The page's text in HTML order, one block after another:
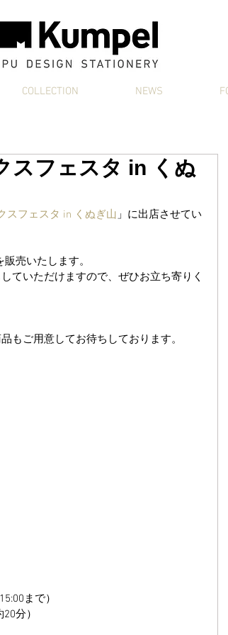
COLLECTION NEWS
スフェスタ in くぬ
スフェスタ in くぬぎ山」に出店させてい
売いたします。
ていただけますので、ぜひお立ち寄りく
もご用意してお待ちしております。
まで）
分）